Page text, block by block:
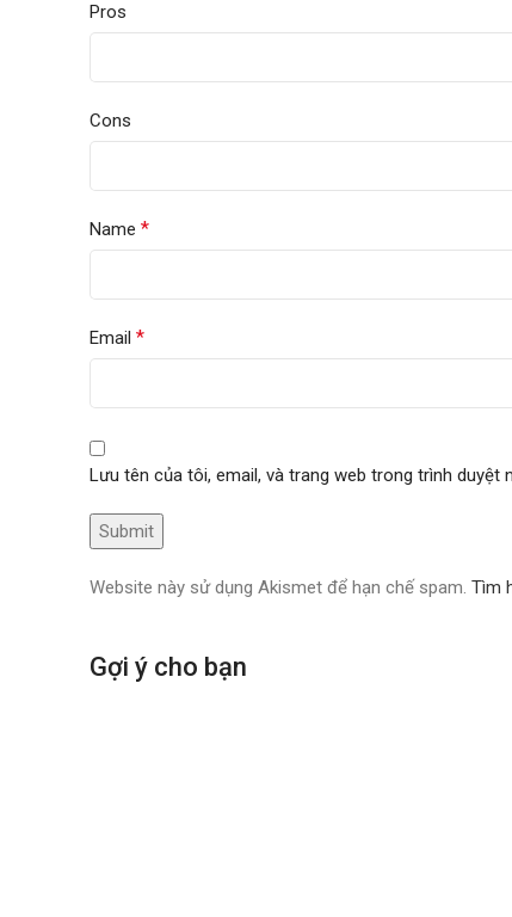
Pros
Cons
Name *
Email *
Lưu tên của tôi, email, và trang web trong trình duyệt
Website này sử dụng Akismet để hạn chế spam. Tìm
Gợi ý cho bạn